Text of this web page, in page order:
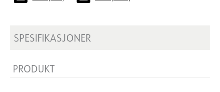
SPESIFIKASJONER
PRODUKT